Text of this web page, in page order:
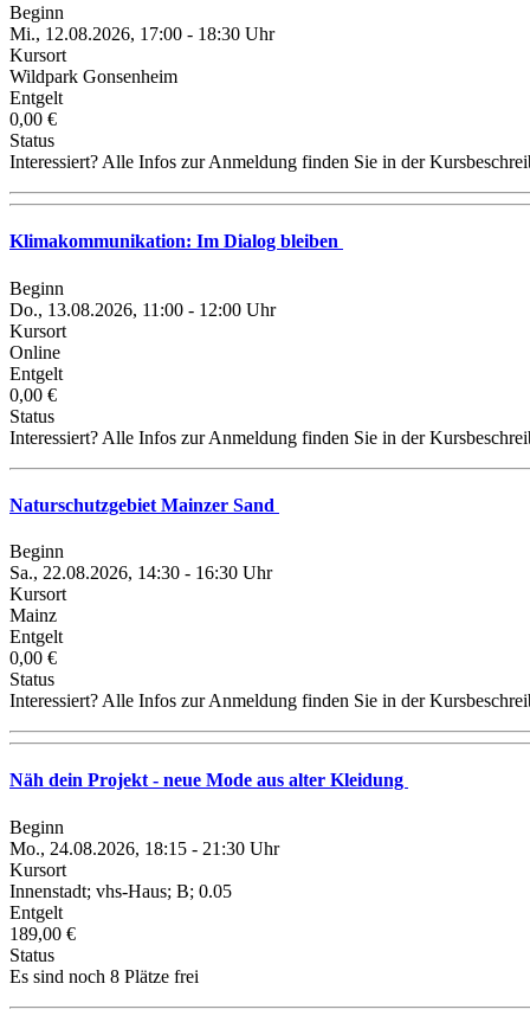
Beginn
Mi., 12.08.2026, 17:00 - 18:30 Uhr
Kursort
Wildpark Gonsenheim
Entgelt
0,00 €
Status
Interessiert? Alle Infos zur Anmeldung finden Sie in der
Klimakommunikation: Im Dialog bleiben
Beginn
Do., 13.08.2026, 11:00 - 12:00 Uhr
Kursort
Online
Entgelt
0,00 €
Status
Interessiert? Alle Infos zur Anmeldung finden Sie in der
Naturschutzgebiet Mainzer Sand
Beginn
Sa., 22.08.2026, 14:30 - 16:30 Uhr
Kursort
Mainz
Entgelt
0,00 €
Status
Interessiert? Alle Infos zur Anmeldung finden Sie in der
Näh dein Projekt - neue Mode aus alter Kleidung
Beginn
Mo., 24.08.2026, 18:15 - 21:30 Uhr
Kursort
Innenstadt; vhs-Haus; B; 0.05
Entgelt
189,00 €
Status
Es sind noch 8 Plätze frei